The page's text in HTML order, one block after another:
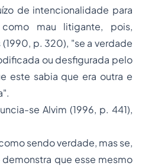
de intencionalidade para
mau litigante, pois,
p. 320), "se a verdade
ou desfigurada pelo
este sabia que era outra e
se Alvim (1996, p. 441),
sendo verdade, mas se,
que esse mesmo